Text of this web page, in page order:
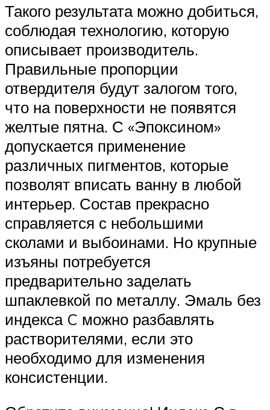
Такого результата можно добиться,
соблюдая технологию, которую
описывает производитель.
Правильные пропорции
отвердителя будут залогом того,
что на поверхности не появятся
желтые пятна. С «Эпоксином»
допускается применение
различных пигментов, которые
позволят вписать ванну в любой
интерьер. Состав прекрасно
справляется с небольшими
сколами и выбоинами. Но крупные
изъяны потребуется
предварительно заделать
шпаклевкой по металлу. Эмаль без
индекса C можно разбавлять
растворителями, если это
необходимо для изменения
консистенции.